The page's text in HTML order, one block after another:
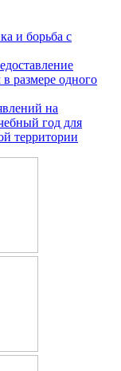
и борьба с
размере одного
на
год для
территории